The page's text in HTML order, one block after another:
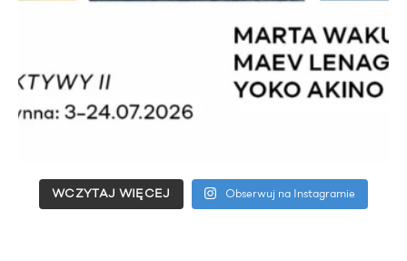
WCZYTAJ WIĘCEJ Obserwuj na Instagramie